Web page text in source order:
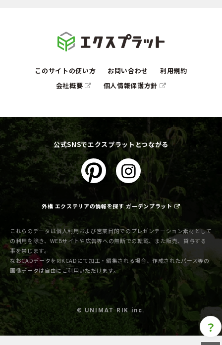
このサイトの使い方 お問い合わせ
利用規約
会社概要
個人情報保護方針
公式SNSでエクスプラットとつながる
外構 エクステリアの情報を探す ガーデンプラット
これらのデータは個人利用および営業目的でのプレゼンテーション素材として
の利用を除き、WEBサイトや広告等への無断での転載、また販売、貸与する
事を禁じます。
なおCADデータをRIKCADにて加工・編集される場合、作成されたパース等の
画像データは自由にご利用いただけます。
© UNIMAT RIK inc.
？